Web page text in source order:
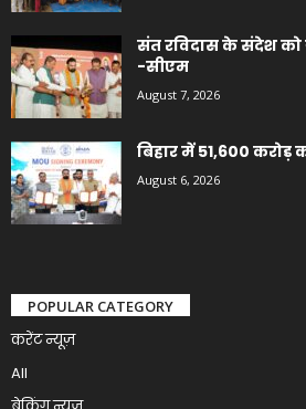
संत रविदास के संदेश
-सीएम
August 7, 2026
बिहार में 51,600 करोड़
August 6, 2026
POPULAR CATEGORY
करेंट न्यूज़
All